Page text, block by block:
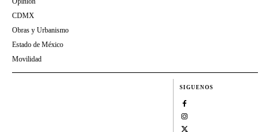
CDMX
Obras y Urbanismo
Estado de México
Movilidad
SIGUENOS